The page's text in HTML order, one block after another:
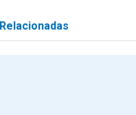
Relacionadas